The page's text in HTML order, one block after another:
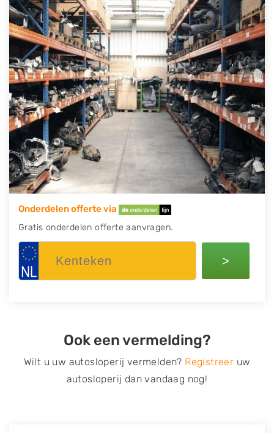
Onderdelen offerte via
Gratis onderdelen offerte aanvragen.
>
Ook een vermelding?
Wilt u uw autosloperij vermelden? Registreer uw
autosloperij dan vandaag nog!